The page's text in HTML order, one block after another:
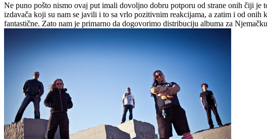
Ne puno pošto nismo ovaj put imali dovoljno dobru potporu od strane onih čiji je
izdavača koji su nam se javili i to sa vrlo pozitivnim reakcijama, a zatim i od
fantastične. Zato nam je primarno da dogovorimo distribuciju albuma za